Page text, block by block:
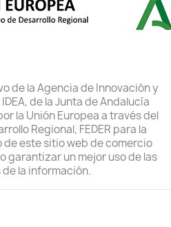
de la Agencia de Innovación y
de la Junta de Andalucía
la Unión Europea a través del
Regional, FEDER para la
este sitio web de comercio
garantizar un mejor uso de las
la información.